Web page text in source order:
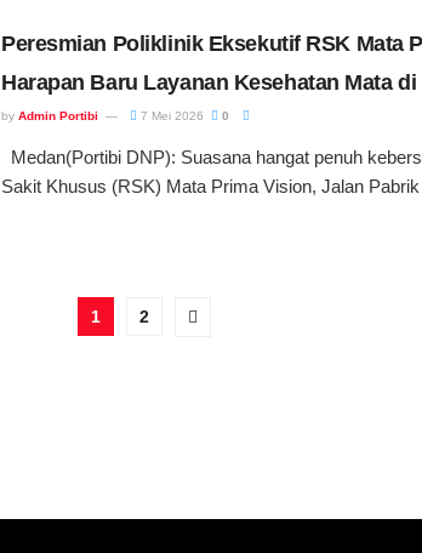
Peresmian Poliklinik Eksekutif RSK Mata
Harapan Baru Layanan Kesehatan Mata di
by Admin Portibi 7 Mei 2026 0
Medan(Portibi DNP): Suasana hangat penuh
Sakit Khusus (RSK) Mata Prima Vision, Jalan Pabrik
1 2